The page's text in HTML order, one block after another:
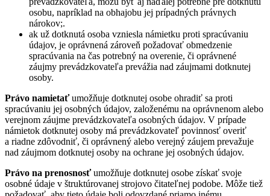
osobu, napríklad na obhajobu jej prípadných právnych
nárokov;.
ak už dotknutá osoba vzniesla námietku proti spracúvaniu
údajov, je oprávnená zároveň požadovať obmedzenie
spracúvania na čas potrebný na overenie, či oprávnené
záujmy prevádzkovateľa prevážia nad záujmami dotknutej
osoby.
Právo namietaťumožňuje dotknutej osobe ohradiť sa proti
spracúvaniu jej osobných údajov, založenému na oprávnenom alebo
verejnom záujme prevádzkovateľa osobných údajov. V prípade
námietok dotknutej osoby má prevádzkovateľ povinnosť overiť
a riadne zdôvodniť, či oprávnený alebo verejný záujem prevažuje
nad záujmom dotknutej osoby na ochrane jej osobných údajov.
Právo na prenosnosťumožňuje dotknutej osobe získať svoje
osobné údaje v štruktúrovanej strojovo čitateľnej podobe. Môže tiež